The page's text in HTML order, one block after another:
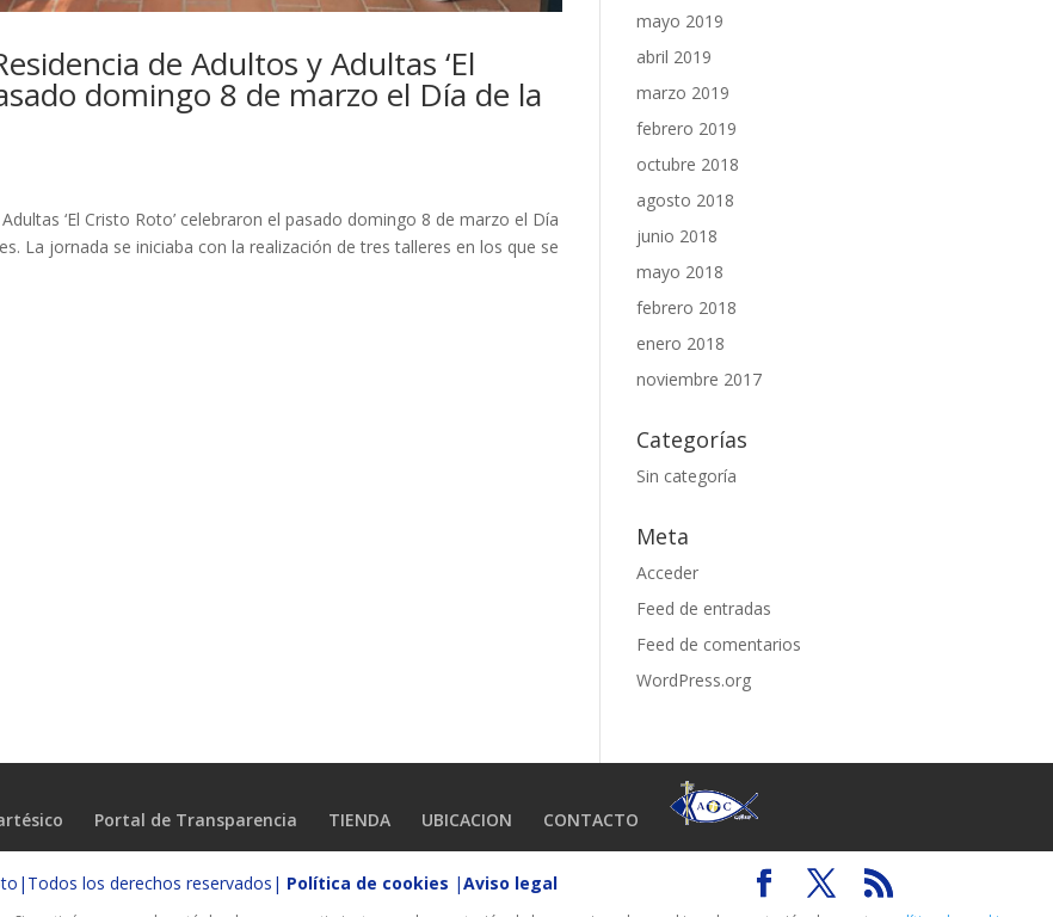
de Adultos y Adultas ‘El
domingo 8 de marzo el Día de la
‘El Cristo Roto’ celebraron el pasado domingo 8 de marzo el Día
La jornada se iniciaba con la realización de tres talleres en los que se
mayo 2019
abril 2019
marzo 2019
febrero 2019
octubre 2018
agosto 2018
junio 2018
mayo 2018
febrero 2018
enero 2018
noviembre 2017
Categorías
Sin categoría
Meta
Acceder
Feed de entradas
Feed de comentarios
WordPress.org
Portal de Transparencia TIENDA UBICACION CONTACTO
los derechos reservados| Política de cookies |Aviso legal